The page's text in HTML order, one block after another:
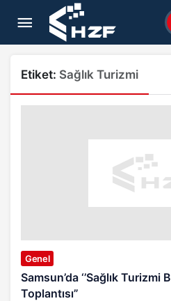
Etiket: Sağlık Turizmi
Genel
Samsun’da ‘’Sağlık Turizmi
Toplantısı”